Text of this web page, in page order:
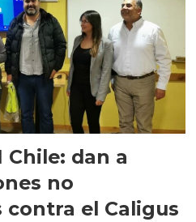
Chile: dan a
no
el Caligus